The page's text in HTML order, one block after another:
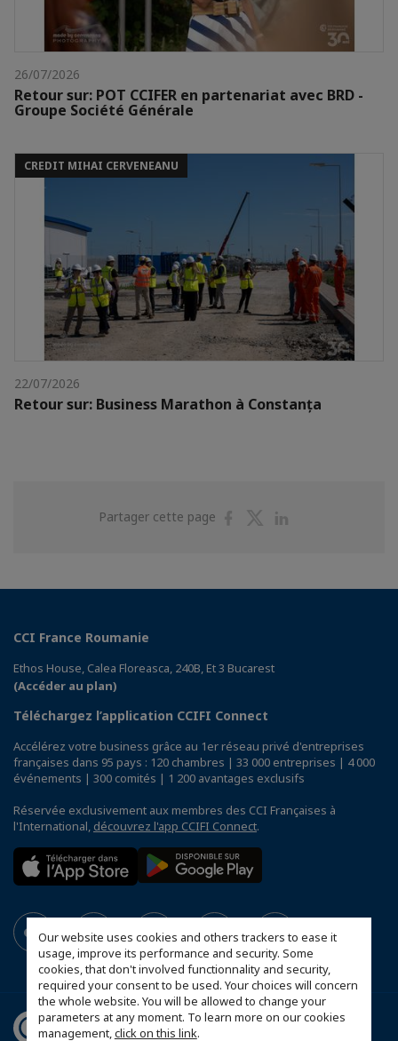
Our website uses cookies and others trackers to ease it
usage, improve its performance and security. Some
cookies, that don't involved functionnality and security,
required your consent to be used. Your choices will concern
the whole website. You will be allowed to change your
parameters at any moment. To learn more on our cookies
management,click on this link.
26/07/2026
Retour sur: POT CCIFER en partenariat avec BRD -
Groupe Société Générale
CREDIT MIHAI CERVENEANU
22/07/2026
Retour sur: Business Marathon à Constanța
Partager cette page
PartagerPartager
CCI France Roumanie
Ethos House, Calea Floreasca, 240B, Et 3 Bucarest
(Accéder au plan)
Téléchargez l’application CCIFI Connect
Accélérez votre business grâce au 1er réseau privé d'entreprises
françaises dans 95 pays : 120 chambres | 33 000 entreprises | 4 000
événements | 300 comités | 1 200 avantages exclusifs
Réservée exclusivement aux membres des CCI Françaises à
l'International, découvrez l'app CCIFI Connect.